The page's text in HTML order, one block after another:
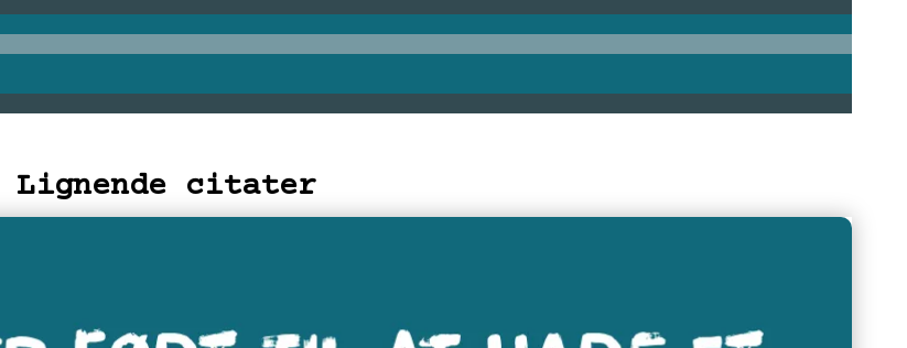
Lignende citater